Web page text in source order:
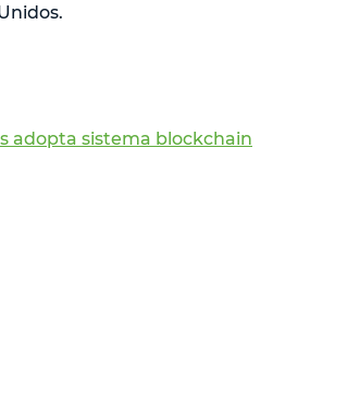
adopta sistema blockchain